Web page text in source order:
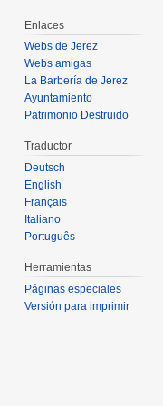
Enlaces
Webs de Jerez
Webs amigas
La Barbería de Jerez
Ayuntamiento
Patrimonio Destruido
Traductor
Deutsch
English
Français
Italiano
Português
Herramientas
Páginas especiales
Versión para imprimir